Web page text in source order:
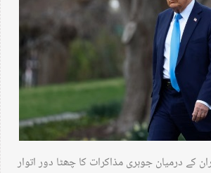
کے درمیان جوہری مذاکرات کا چھٹا دور اتوار